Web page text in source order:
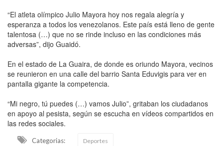
“El atleta olímpico Julio Mayora hoy nos regala alegría y
esperanza a todos los venezolanos. Este país está lleno de gente
talentosa (…) que no se rinde incluso en las condiciones más
adversas”, dijo Guaidó.
En el estado de La Guaira, de donde es oriundo Mayora, vecinos
se reunieron en una calle del barrio Santa Eduvigis para ver en
pantalla gigante la competencia.
“Mi negro, tú puedes (…) vamos Julio”, gritaban los ciudadanos
en apoyo al pesista, según se escucha en vídeos compartidos en
las redes sociales.
Categorias: Deportes